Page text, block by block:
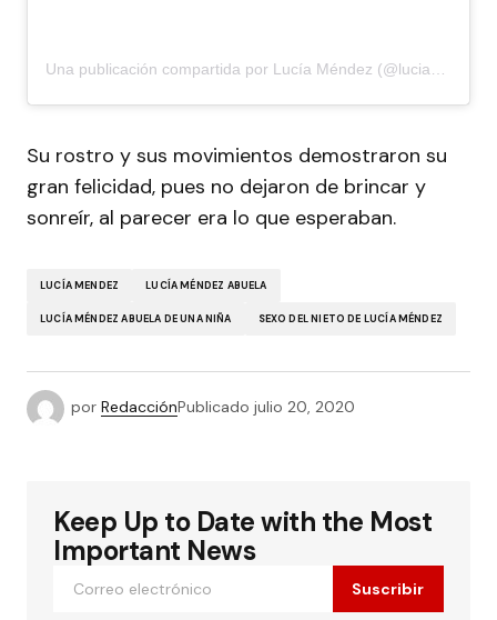
Una publicación compartida por Lucía Méndez (@luciamendezof)
Su rostro y sus movimientos demostraron su
gran felicidad, pues no dejaron de brincar y
sonreír, al parecer era lo que esperaban.
LUCÍA MENDEZ LUCÍA MÉNDEZ ABUELA
LUCÍA MÉNDEZ ABUELA DE UNA NIÑA SEXO DEL NIETO DE LUCÍA MÉNDEZ
por RedacciónPublicado julio 20, 2020
Keep Up to Date with the Most
Important News
Suscribir